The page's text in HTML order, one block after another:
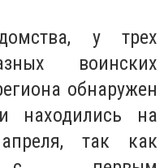
у трех
воинских
обнаружен
находились на
так как